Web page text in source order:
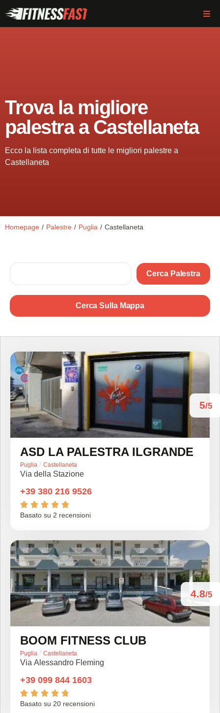
Trova la migliore
palestra a Castellaneta
Ecco la lista completa di tutte le migliori palestre a
Castellaneta
Homepage / Palestre / Puglia / Castellaneta
Cerca Palestra
Cerca Sulla Mappa
5/5
ASD LA PALESTRA ILGRANDE
Puglia / Castellaneta
Via della Stazione
+39 380 216 9526
    
Basato su 2 recensioni
4.8/5
BOOM FITNESS CLUB
Puglia / Castellaneta
Via Alessandro Fleming
+39 099 844 1603
    
Basato su 20 recensioni